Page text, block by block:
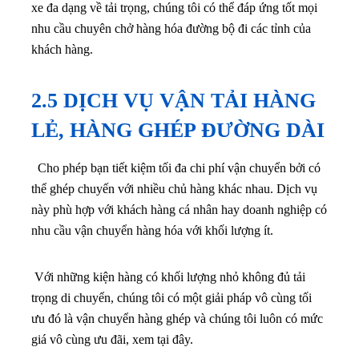
xe đa dạng về tải trọng, chúng tôi có thể đáp ứng tốt mọi
nhu cầu chuyên chở hàng hóa đường bộ đi các tỉnh của
khách hàng.
2.5 DỊCH VỤ VẬN TẢI HÀNG
LẺ, HÀNG GHÉP ĐƯỜNG DÀI
Cho phép bạn tiết kiệm tối đa chi phí vận chuyển bởi có
thể ghép chuyến với nhiều chủ hàng khác nhau. Dịch vụ
này phù hợp với khách hàng cá nhân hay doanh nghiệp có
nhu cầu vận chuyển hàng hóa với khối lượng ít.
Với những kiện hàng có khối lượng nhỏ không đủ tải
trọng di chuyển, chúng tôi có một giải pháp vô cùng tối
ưu đó là vận chuyển hàng ghép và chúng tôi luôn có mức
giá vô cùng ưu đãi, xem tại đây.